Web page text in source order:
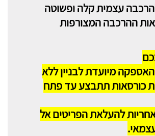
עצמית קלה ופשוטה
ההרכבה המצורפות
מיועדת לבניין ללא
כורסאות תתבצע עד פתח
להעלאת הפריטים אל